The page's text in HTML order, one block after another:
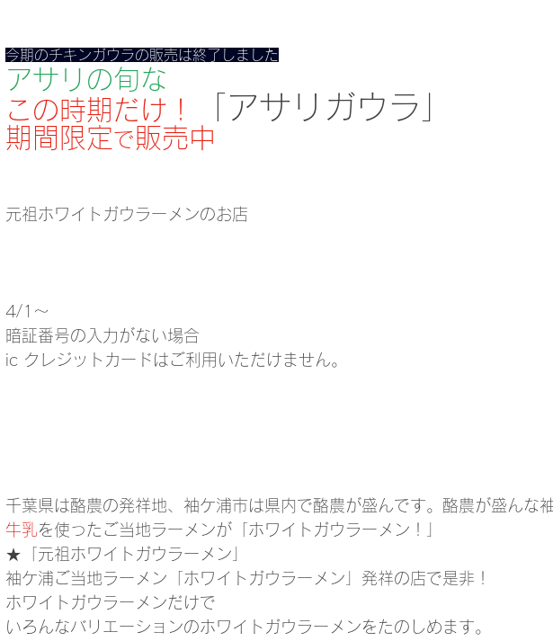
今期のチキンガウラの販売は終了しました
アサリの旬な
この時期だけ！
「アサリガウラ」
期間限定で販売中
元祖ホワイトガウラーメンのお店
4/1〜
暗証番号の入力がない場合
ic クレジットカードはご利用いただけません。
千葉県は酪農の発祥地、袖ケ浦市は県内で酪農が盛んです。酪農が盛んな
牛乳を使ったご当地ラーメンが「ホワイトガウラーメン！」
★「元祖ホワイトガウラーメン」
袖ケ浦ご当地ラーメン「ホワイトガウラーメン」発祥の店で是非！
ホワイトガウラーメンだけで
いろんなバリエーションのホワイトガウラーメンをたのしめます。